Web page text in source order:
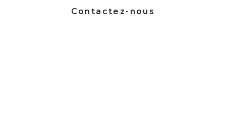
Contactez-nous